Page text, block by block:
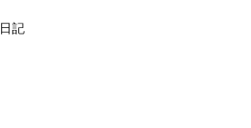
記